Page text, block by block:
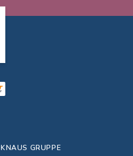
KNAUS GRUPPE